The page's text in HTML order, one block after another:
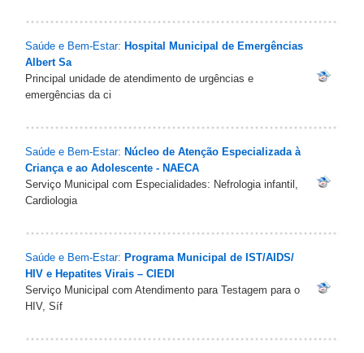
Saúde e Bem-Estar: Hospital Municipal de Emergências
Albert Sa
Principal unidade de atendimento de urgências e
emergências da ci
Saúde e Bem-Estar: Núcleo de Atenção Especializada à
Criança e ao Adolescente - NAECA
Serviço Municipal com Especialidades: Nefrologia infantil,
Cardiologia
Saúde e Bem-Estar: Programa Municipal de IST/AIDS/
HIV e Hepatites Virais – CIEDI
Serviço Municipal com Atendimento para Testagem para o
HIV, Síf